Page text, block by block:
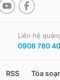
Liên hệ
0908 780
RSS Tòa